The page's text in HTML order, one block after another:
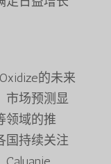
的未来
市场预测显
领域的推
国持续关注